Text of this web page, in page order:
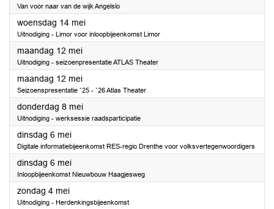
Van voor naar van de wijk Angelslo
woensdag 14 mei2025
Uitnodiging - Limor voor inloopbijeenkomst Limor
maandag 12 mei2025
Uitnodiging - seizoenpresentatie ATLAS Theater
maandag 12 mei2025
Seizoenspresentatie `25 - `26 Atlas Theater
donderdag 8 mei2025
Uitnodiging - werksessie raadsparticipatie
dinsdag 6 mei2025
Digitale informatiebijeenkomst RES-regio Drenthe voor volksvertegenwoordigers
dinsdag 6 mei2025
Inloopbijeenkomst Nieuwbouw Haagjesweg
zondag 4 mei2025
Uitnodiging - Herdenkingsbijeenkomst